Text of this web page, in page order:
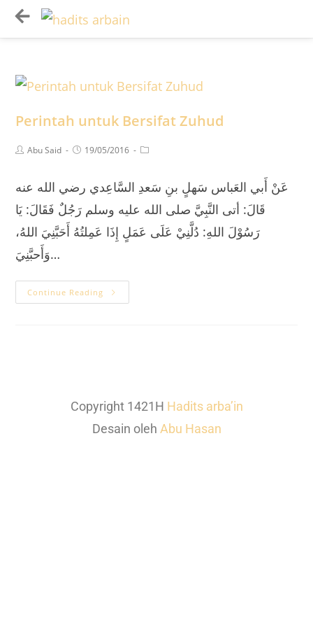
Perintah untuk Bersifat Zuhud
Abu Said 19/05/2016
عَنْ أَبي العَباس سَهلٍ بنِ سَعدِ السَّاعِدي رضي الله عنه
قَالَ: أتى النَّبِيَّ صلى الله عليه وسلم رَجُلٌ فَقَالَ: يَا
رَسُوْلَ اللهِ: دُلَّنِيْ عَلَى عَمَلٍ إِذَا عَمِلتُهُ أَحَبَّنِيَ اللهُ،
وَأَحبَّنِيَ…
Continue Reading
Copyright 1421H Hadits arba’in
Desain oleh Abu Hasan